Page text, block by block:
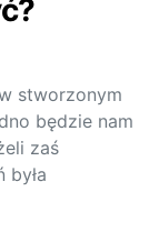
stworzonym
będzie nam
zaś
była